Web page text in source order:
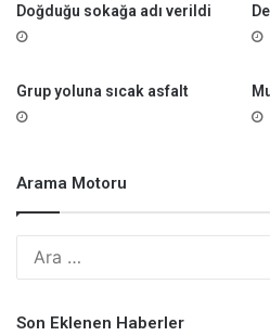
Doğduğu sokağa adı verildi
Grup yoluna sıcak asfalt
Arama Motoru
Son Eklenen Haberler